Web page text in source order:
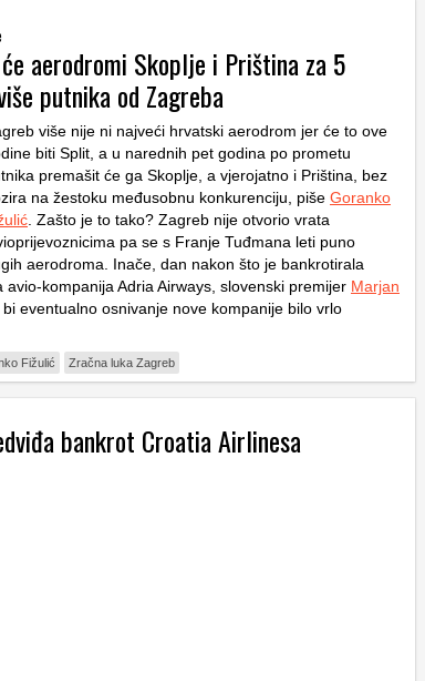
aerodromi Skoplje i Priština za 5
putnika od Zagreba
više nije ni najveći hrvatski aerodrom jer će to ove
biti Split, a u narednih pet godina po prometu
premašit će ga Skoplje, a vjerojatno i Priština, bez
na žestoku međusobnu konkurenciju, piše Goranko
. Zašto je to tako? Zagreb nije otvorio vrata
pa se s Franje Tuđmana leti puno
aerodroma. Inače, dan nakon što je bankrotirala
avio-kompanija Adria Airways, slovenski premijer Marjan
eventualno osnivanje nove kompanije bilo vrlo
Fižulić Zračna luka Zagreb
bankrot Croatia Airlinesa